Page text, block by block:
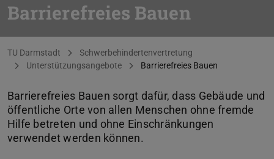
Barrierefreies Bauen
Sie befinden sich hier:
TU Darmstadt
Schwerbehindertenvertretung
Unterstützungsangebote
Barrierefreies Bauen
Barrierefreies Bauen sorgt dafür, dass Gebäude und
öffentliche Orte von allen Menschen ohne fremde
Hilfe betreten und ohne Einschränkungen
verwendet werden können.